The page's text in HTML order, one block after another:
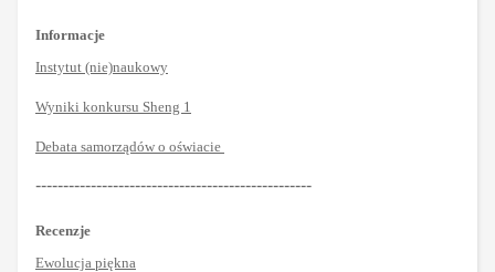
Informacje
Instytut (nie)naukowy
Wyniki konkursu Sheng 1
Debata samorządów o oświacie
--------------------------------------------------
Recenzje
Ewolucja piękna